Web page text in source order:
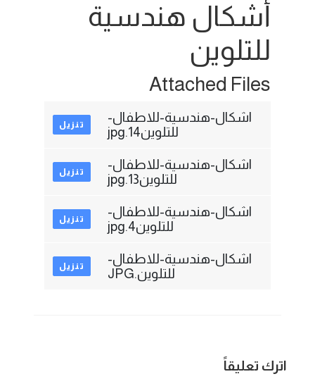
أشكال هندسية
للتلوين
Attached Files
اشكال-هندسية-للاطفال-
للتلوين14.jpg
تنزيل
اشكال-هندسية-للاطفال-
للتلوين13.jpg
تنزيل
اشكال-هندسية-للاطفال-
للتلوين4.jpg
تنزيل
اشكال-هندسية-للاطفال-
للتلوين.JPG
تنزيل
اترك تعليقاً